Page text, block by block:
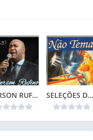
GERSON RUFINO – TOP 20 SELEÇÕES DA COLEÇÃO CANÇÕES DE VIDA – NÃO TEMAS (1996)📌